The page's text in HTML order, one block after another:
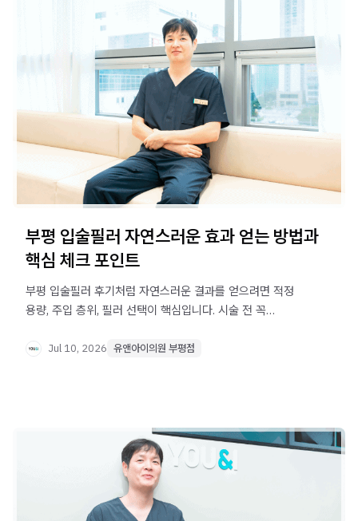
부평 입술필러 자연스러운 효과 얻는 방법과
핵심 체크 포인트
부평 입술필러 후기처럼 자연스러운 결과를 얻으려면 적정
용량, 주입 층위, 필러 선택이 핵심입니다. 시술 전 꼭
Jul 10, 2026 유앤아이의원 부평점